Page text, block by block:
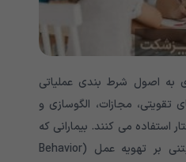
به اصول شرط بندی عملیاتی
مجازات، الگوسازی و
استفاده می کنند. بیمارانی که
از روش رفتار درمانی مبتنی بر تهویه عمل (Behavior